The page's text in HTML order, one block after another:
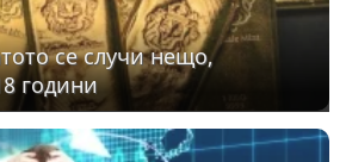
се случи нещо,
години